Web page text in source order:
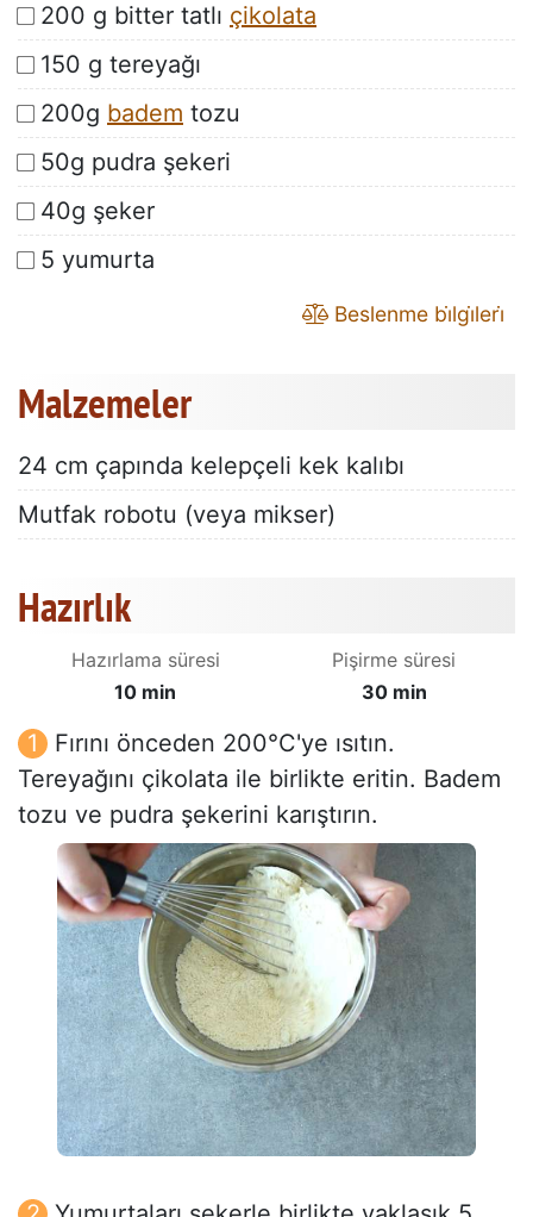
200 g bitter tatlı çikolata
150 g tereyağı
200g badem tozu
50g pudra şekeri
40g şeker
5 yumurta
Beslenme bi̇lgi̇leri̇
Malzemeler
24 cm çapında kelepçeli kek kalıbı
Mutfak robotu (veya mikser)
Hazırlık
Hazırlama süresi
10 min
Pişirme süresi
30 min
Fırını önceden 200°C'ye ısıtın.
Tereyağını çikolata ile birlikte eritin. Badem
tozu ve pudra şekerini karıştırın.